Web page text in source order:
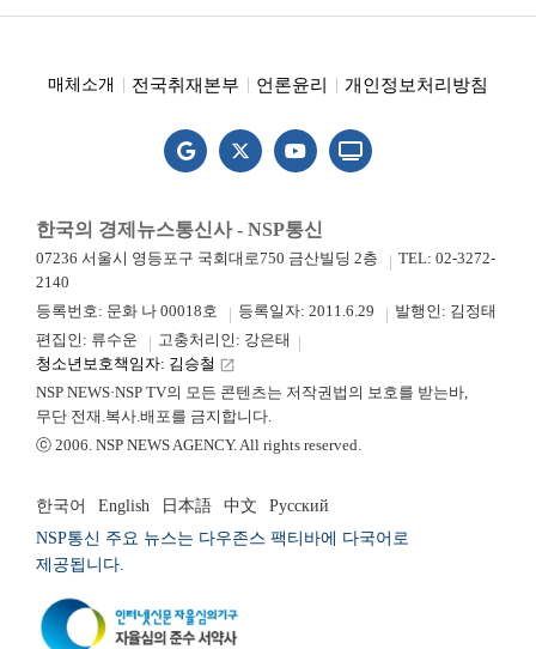
매체소개 전국취재본부 언론윤리 개인정보처리방침
한국의 경제뉴스통신사 - NSP통신
07236 서울시 영등포구 국회대로750 금산빌딩 2층
TEL: 02-3272-
2140
등록번호: 문화 나 00018호
등록일자: 2011.6.29
발행인: 김정태
편집인: 류수운
고충처리인: 강은태
청소년보호책임자: 김승철 launch
NSP NEWS·NSP TV의 모든 콘텐츠는 저작권법의 보호를 받는바,
무단 전재.복사.배포를 금지합니다.
ⓒ 2006. NSP NEWS AGENCY. All rights reserved.
한국어 English 日本語 中文
Русский
NSP통신 주요 뉴스는 다우존스 팩티바에 다국어로
제공됩니다.